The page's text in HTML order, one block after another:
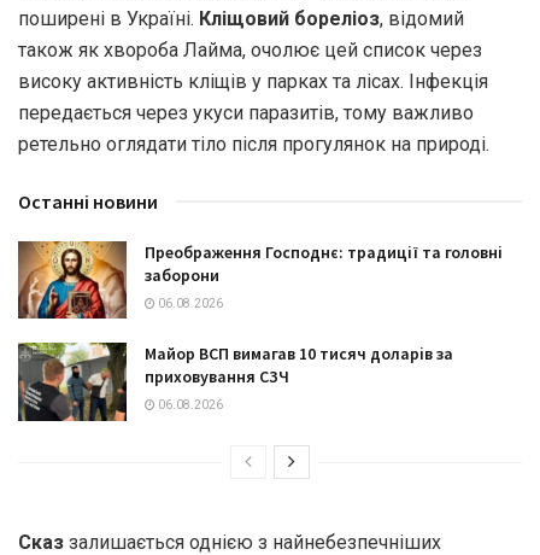
поширені в Україні. Кліщовий бореліоз, відомий
також як хвороба Лайма, очолює цей список через
високу активність кліщів у парках та лісах. Інфекція
передається через укуси паразитів, тому важливо
ретельно оглядати тіло після прогулянок на природі.
Останні новини
Преображення Господнє: традиції та головні
заборони
06.08.2026
Майор ВСП вимагав 10 тисяч доларів за
приховування СЗЧ
06.08.2026
Сказ залишається однією з найнебезпечніших